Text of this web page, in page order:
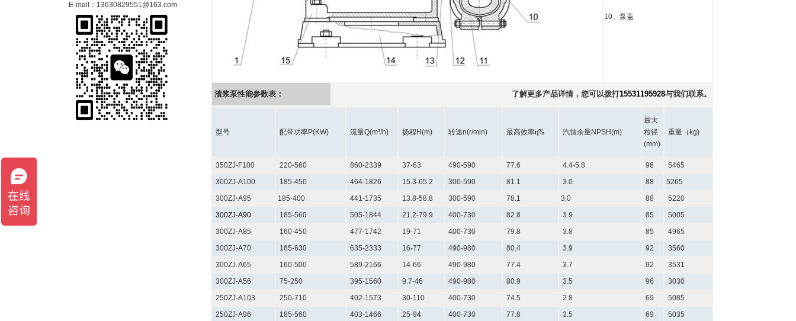
E-mail：13630829551@163.com
10、泵盖
渣浆泵性能参数表： 了解更多产品详情，您可以拨打15531195928与我们联系。
型号 配带功率P(KW) 流量Q(m³/h) 扬程H(m) 转速n(r/min) 最高效率η% 汽蚀余量NPSH(m)
最大
粒径
(mm)
重量（kg)
350ZJ-F100 220-560 860-2339 37-63 490-590 77.6 4.4-5.8 96
5465
300ZJ-A100
185-450 464-1826 15.3-65.2 300-590 81.1 3.0 88
5265
300ZJ-A95
185-400 441-1735 13.8-58.8 300-590 78.1 3.0 88
5220
300ZJ-A90
185-560 505-1844 21.2-79.9 400-730 82.8 3.9 85
5005
300ZJ-A85
160-450 477-1742 19-71 400-730 79.8 3.8 85
4965
300ZJ-A70
185-630 635-2333 16-77 490-980 80.4 3.9 92
3560
300ZJ-A65
160-500 589-2166 14-66 490-980 77.4 3.7 92
3531
300ZJ-A56
75-250 395-1560 9.7-46 490-980 80.9 3.5 96
3030
250ZJ-A103
250-710 402-1573 30-110 400-730 74.5 2.8 69
5085
250ZJ-A96
185-560 403-1466 25-94 400-730 77.8 3.5 69
5035